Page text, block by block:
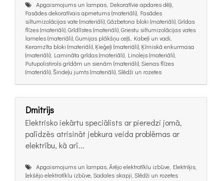
Apgaismojums un lampas, Dekoratīvie apdares dēļi,
Fasādes dekoratīvais apmetums (materiāli), Fasādes
siltumizolācijas vate (materiāli), Gāzbetona bloki (materiāli), Grīdas
flīzes (materiāli), Grīdlīstes (materiāli), Griestu siltumizolācijas vates
lameles (materiāli), Gumijas plākšņu ceļš, Kabeļi un vadi,
Keramzīta bloki (materiāli), Ķieģeļi (materiāli), Ķīmiskā enkurmasa
(materiāli), Lamināta grīdas (materiāli), Linolejs (materiāli),
Putupolistirols grīdām un sienām (materiāli), Sienas flīzes
(materiāli), Šindeļu jumts (materiāli), Slēdži un rozetes
Dmitrijs
Elektrisko iekārtu speciālists ar pieredzi jomā,
palīdzēs atrisināt jebkura veida problēmas ar
elektrību, kā arī...
Apgaismojums un lampas, Ārējo elektrotīklu izbūve, Elektriķis,
Iekšējo elektrotīklu izbūve, Sadales skapji, Slēdži un rozetes